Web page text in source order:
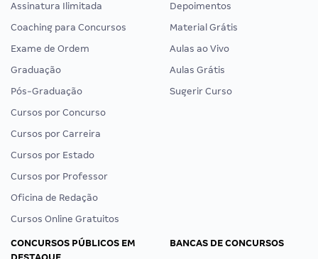
Assinatura Ilimitada
Coaching para Concursos
Exame de Ordem
Graduação
Pós-Graduação
Cursos por Concurso
Cursos por Carreira
Cursos por Estado
Cursos por Professor
Oficina de Redação
Cursos Online Gratuitos
Depoimentos
Material Grátis
Aulas ao Vivo
Aulas Grátis
Sugerir Curso
CONCURSOS PÚBLICOS EM
BANCAS DE CONCURSOS